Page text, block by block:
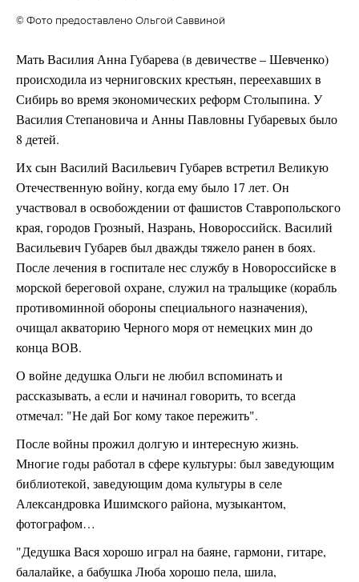
© Фото предоставлено Ольгой Саввиной
Мать Василия Анна Губарева (в девичестве – Шевченко)
происходила из черниговских крестьян, переехавших в
Сибирь во время экономических реформ Столыпина. У
Василия Степановича и Анны Павловны Губаревых было
8 детей.
Их сын Василий Васильевич Губарев встретил Великую
Отечественную войну, когда ему было 17 лет. Он
участвовал в освобождении от фашистов Ставропольского
края, городов Грозный, Назрань, Новороссийск. Василий
Васильевич Губарев был дважды тяжело ранен в боях.
После лечения в госпитале нес службу в Новороссийске в
морской береговой охране, служил на тральщике (корабль
противоминной обороны специального назначения),
очищал акваторию Черного моря от немецких мин до
конца ВОВ.
О войне дедушка Ольги не любил вспоминать и
рассказывать, а если и начинал говорить, то всегда
отмечал: "Не дай Бог кому такое пережить".
После войны прожил долгую и интересную жизнь.
Многие годы работал в сфере культуры: был заведующим
библиотекой, заведующим дома культуры в селе
Александровка Ишимского района, музыкантом,
фотографом…
"Дедушка Вася хорошо играл на баяне, гармони, гитаре,
балалайке, а бабушка Люба хорошо пела, шила,